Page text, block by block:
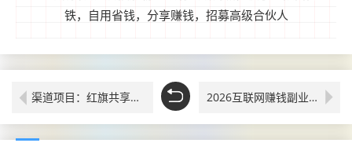
渠道项目：红旗共享汽车（统一出行） 2026互联网赚钱副业，普通人在家可做！抖音黑科技引流软件免费版地址，快手挂铁涨粉丝24小时自助下单平台